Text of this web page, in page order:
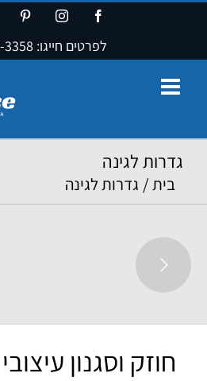
Facebook
Instagram
לפרטים חייגו: 3358
גדרות לגינה
בית/ גדרות לגינה
חוזק וסגנון